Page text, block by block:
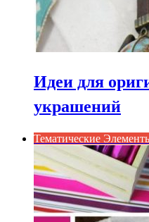
Идеи для
украшений
Тематические